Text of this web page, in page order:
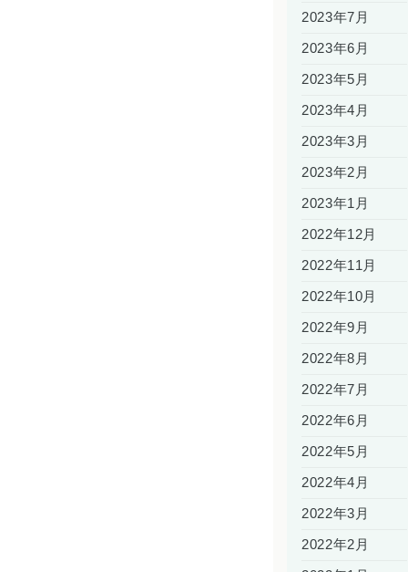
2023年7月
2023年6月
2023年5月
2023年4月
2023年3月
2023年2月
2023年1月
2022年12月
2022年11月
2022年10月
2022年9月
2022年8月
2022年7月
2022年6月
2022年5月
2022年4月
2022年3月
2022年2月